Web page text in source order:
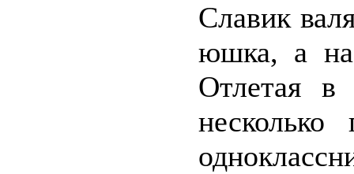
Славик
юшка, а на
Отлетая в